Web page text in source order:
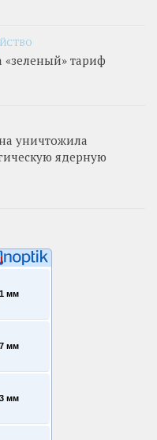
«зеленый» тариф
уничтожила
ядерную
мм
мм
мм